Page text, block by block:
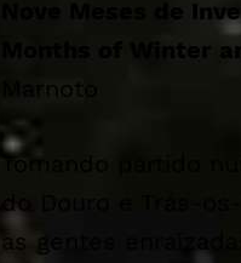
Nove Meses de
Months of Winter
Tomando partido
do Douro e Trás-
as gentes